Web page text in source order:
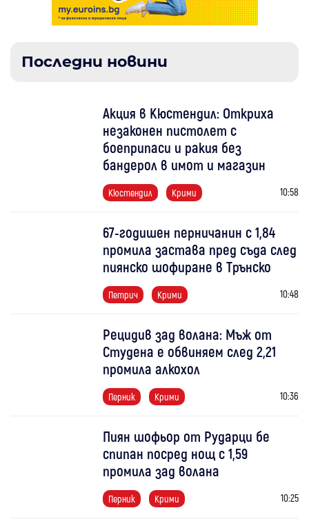
Последни новини
Акция в Кюстендил: Откриха
незаконен пистолет с
боеприпаси и ракия без
бандерол в имот и магазин
Кюстендил Крими 10:58
67-годишен перничанин с 1,84
промила застава пред съда след
пиянско шофиране в Трънско
Петрич Крими 10:48
Рецидив зад волана: Мъж от
Студена е обвиняем след 2,21
промила алкохол
Перник Крими 10:36
Пиян шофьор от Рударци бе
спипан посред нощ с 1,59
промила зад волана
Перник Крими 10:25